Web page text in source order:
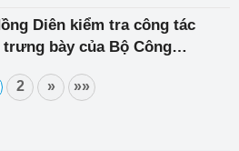
Diên kiểm tra công tác
bày của Bộ Công
2 » »»